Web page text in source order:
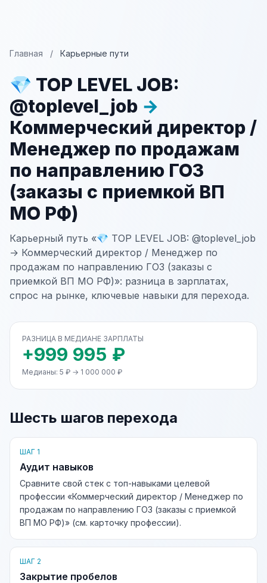
Главная / Карьерные пути
💎 TOP LEVEL JOB:
@toplevel_job →
Коммерческий директор /
Менеджер по продажам
по направлению ГОЗ
(заказы с приемкой ВП
МО РФ)
Карьерный путь «💎 TOP LEVEL JOB: @toplevel_job
→ Коммерческий директор / Менеджер по
продажам по направлению ГОЗ (заказы с
приемкой ВП МО РФ)»: разница в зарплатах,
спрос на рынке, ключевые навыки для перехода.
РАЗНИЦА В МЕДИАНЕ ЗАРПЛАТЫ
+999 995 ₽
Медианы: 5 ₽ → 1 000 000 ₽
Шесть шагов перехода
ШАГ 1
Аудит навыков
Сравните свой стек с топ-навыками целевой
профессии «Коммерческий директор / Менеджер по
продажам по направлению ГОЗ (заказы с приемкой
ВП МО РФ)» (см. карточку профессии).
ШАГ 2
Закрытие пробелов